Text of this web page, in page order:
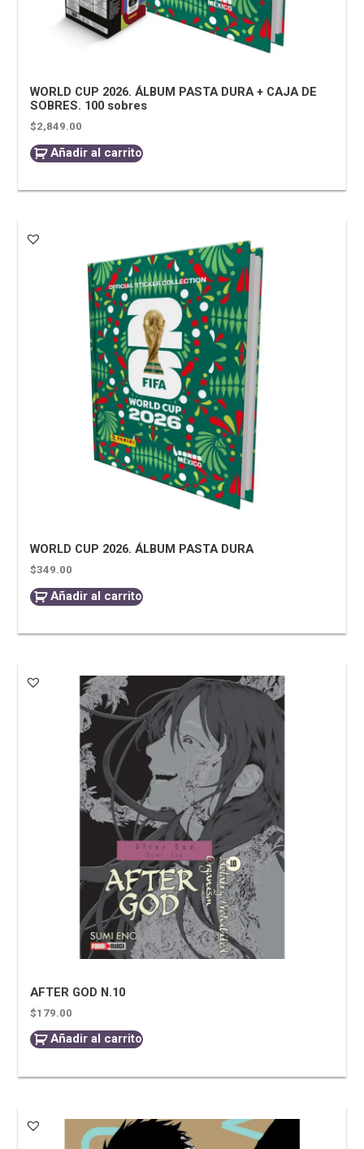
WORLD CUP 2026. ÁLBUM PASTA DURA + CAJA DE
SOBRES. 100 sobres
$2,849.00
Añadir al carrito
WORLD CUP 2026. ÁLBUM PASTA DURA
$349.00
Añadir al carrito
AFTER GOD N.10
$179.00
Añadir al carrito